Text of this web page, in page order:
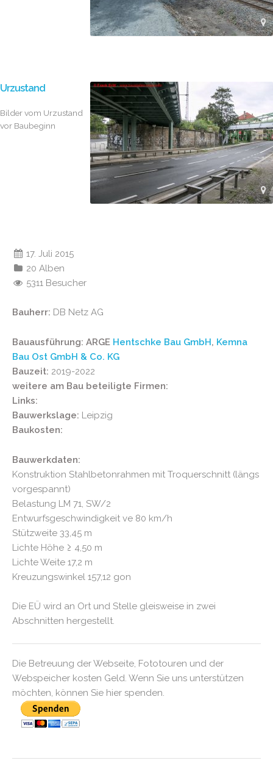
Urzustand
Bilder vom Urzustand
vor Baubeginn
17. Juli 2015
20 Alben
5311 Besucher
Bauherr: DB Netz AG
Bauausführung: ARGE Hentschke Bau GmbH, Kemna
Bau Ost GmbH & Co. KG
Bauzeit: 2019-2022
weitere am Bau beteiligte Firmen:
Links:
Bauwerkslage: Leipzig
Baukosten:
Bauwerkdaten:
Konstruktion Stahlbetonrahmen mit Troquerschnitt (längs
vorgespannt)
Belastung LM 71, SW/2
Entwurfsgeschwindigkeit ve 80 km/h
Stützweite 33,45 m
Lichte Höhe ≥ 4,50 m
Lichte Weite 17,2 m
Kreuzungswinkel 157,12 gon
Die EÜ wird an Ort und Stelle gleisweise in zwei
Abschnitten hergestellt.
Die Betreuung der Webseite, Fototouren und der
Webspeicher kosten Geld. Wenn Sie uns unterstützen
möchten, können Sie hier spenden.